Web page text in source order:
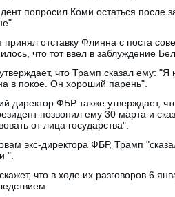
попросил Коми остаться после
отставку Флинна с поста
что тот ввел в заблуждение
что Трамп сказал ему: "Я
в покое. Он хороший парень".
директор ФБР также утверждает,
позвонил ему 30 марта и
от лица государства".
экс-директора ФБР, Трамп
".
что в ходе их разговоров 6